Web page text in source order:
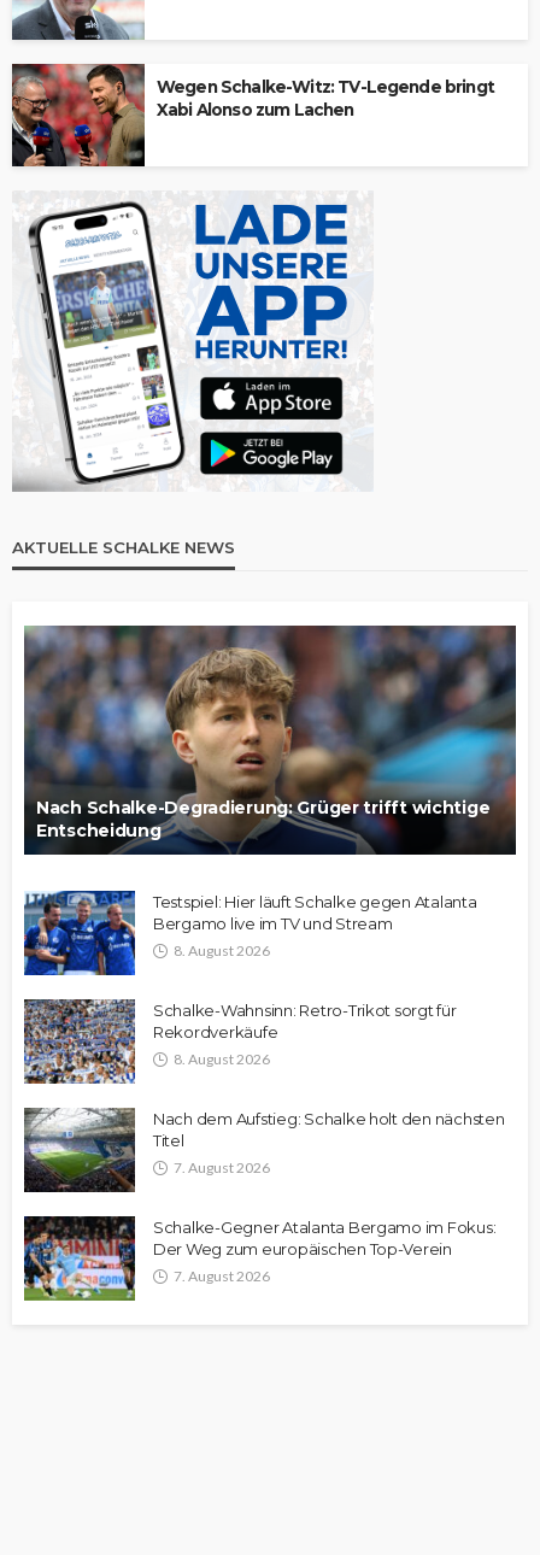
Wegen Schalke-Witz: TV-Legende bringt
Xabi Alonso zum Lachen
AKTUELLE SCHALKE NEWS
Nach Schalke-Degradierung: Grüger trifft wichtige
Entscheidung
Testspiel: Hier läuft Schalke gegen Atalanta
Bergamo live im TV und Stream
8. August 2026
Schalke-Wahnsinn: Retro-Trikot sorgt für
Rekordverkäufe
8. August 2026
Nach dem Aufstieg: Schalke holt den nächsten
Titel
7. August 2026
Schalke-Gegner Atalanta Bergamo im Fokus:
Der Weg zum europäischen Top-Verein
7. August 2026